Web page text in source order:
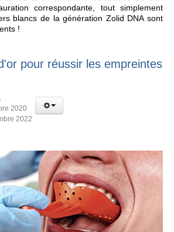
correspondante, tout simplement
blancs de la génération Zolid DNA sont
!
pour réussir les empreintes
2020
2022